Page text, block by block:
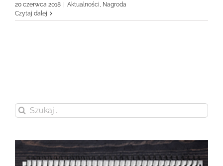
20 czerwca 2018 Aktualności, Nagroda
Czytaj dalej
Szukaj